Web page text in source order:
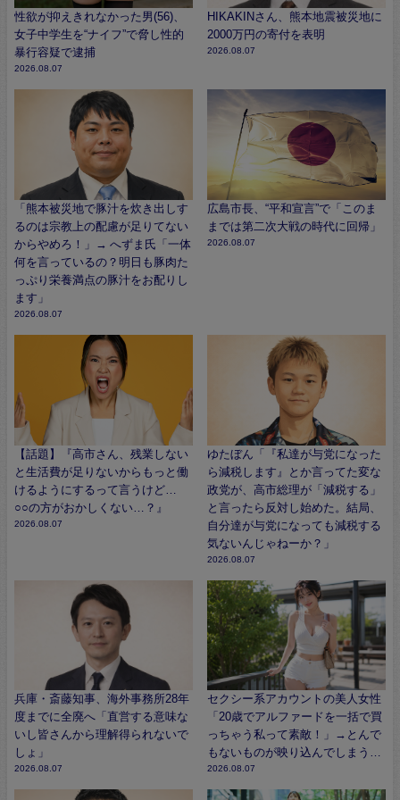
性欲が抑えきれなかった男(56)、
女子中学生を“ナイフ”で脅し性的
暴行容疑で逮捕
2026.08.07
HIKAKINさん、熊本地震被災地に
2000万円の寄付を表明
2026.08.07
「熊本被災地で豚汁を炊き出しす
るのは宗教上の配慮が足りてない
からやめろ！」→ へずま氏「一体
何を言っているの？明日も豚肉た
っぷり栄養満点の豚汁をお配りし
ます」
2026.08.07
広島市長、“平和宣言”で「このま
までは第二次大戦の時代に回帰」
2026.08.07
【話題】『高市さん、残業しない
と生活費が足りないからもっと働
けるようにするって言うけど…
○○の方がおかしくない…？』
2026.08.07
ゆたぼん「『私達が与党になった
ら減税します』とか言ってた変な
政党が、高市総理が「減税する」
と言ったら反対し始めた。結局、
自分達が与党になっても減税する
気ないんじゃねーか？」
2026.08.07
兵庫・斎藤知事、海外事務所28年
度までに全廃へ「直営する意味な
いし皆さんから理解得られないで
しょ」
2026.08.07
セクシー系アカウントの美人女性
「20歳でアルファードを一括で買
っちゃう私って素敵！」→とんで
もないものが映り込んでしまう…
2026.08.07